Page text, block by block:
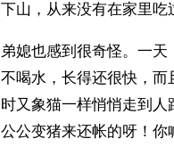
下山，从来没有在家里吃
弟媳也感到很奇怪。一天
不喝水，长得还很快，
时又象猫一样悄悄走到
公公变猪来还帐的呀！你